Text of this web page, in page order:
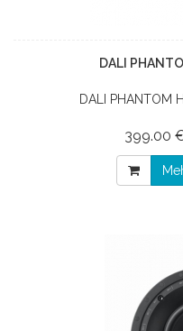
DALI
DALI PHANTOM
399.00